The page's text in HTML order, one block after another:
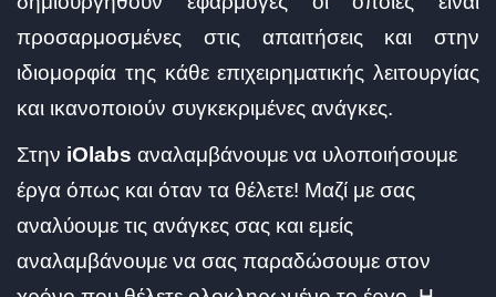
προσαρμοσμένες στις απαιτήσεις και στην
ιδιομορφία της κάθε επιχειρηματικής λειτουργίας
και ικανοποιούν συγκεκριμένες ανάγκες.
Στην iOlabs αναλαμβάνουμε να υλοποιήσουμε
έργα όπως και όταν τα θέλετε! Μαζί με σας
αναλύουμε τις ανάγκες σας και εμείς
αναλαμβάνουμε να σας παραδώσουμε στον